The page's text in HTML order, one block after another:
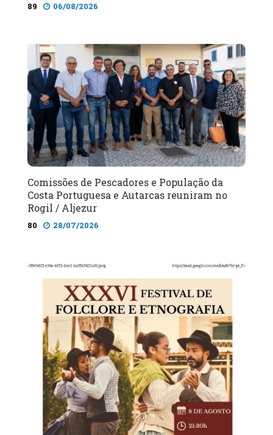
89 06/08/2026
Comissões de Pescadores e População da
Costa Portuguesa e Autarcas reuniram no
Rogil / Aljezur
80 28/07/2026